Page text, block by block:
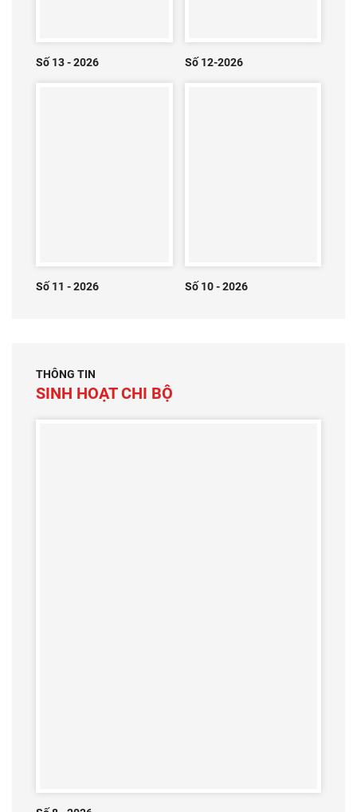
Số 13 - 2026 Số 12-2026
Số 11 - 2026 Số 10 - 2026
THÔNG TIN
SINH HOẠT CHI BỘ